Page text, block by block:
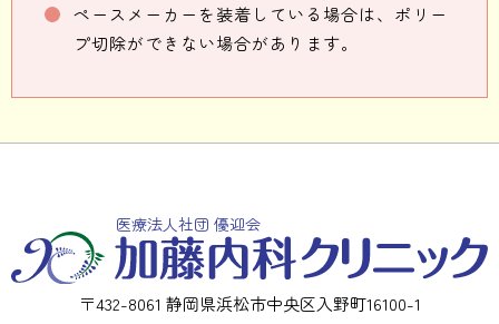
ペースメーカーを装着している場合は、ポリー
プ切除ができない場合があります。
医療法人社団 優迎会
〒432-8061 静岡県浜松市中央区入野町16100-1